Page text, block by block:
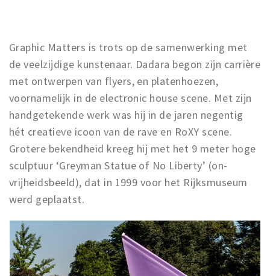
Sport
Inloggen
Graphic Matters is trots op de samenwerking met
de veelzijdige kunstenaar. Dadara begon zijn carrière
met ontwerpen van flyers, en platenhoezen,
voornamelijk in de electronic house scene. Met zijn
handgetekende werk was hij in de jaren negentig
hét creatieve icoon van de rave en RoXY scene.
Grotere bekendheid kreeg hij met het 9 meter hoge
sculptuur ‘Greyman Statue of No Liberty’ (on-
vrijheidsbeeld), dat in 1999 voor het Rijksmuseum
werd geplaatst.